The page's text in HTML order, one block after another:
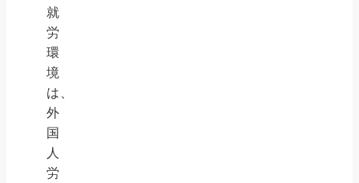
就
労
環
境
は、
外
国
人
労